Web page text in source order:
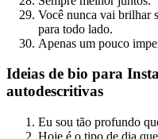
Você nunca vai brilhar
para todo lado.
Apenas um pouco
Ideias de bio para
autodescritivas
Eu sou tão profundo